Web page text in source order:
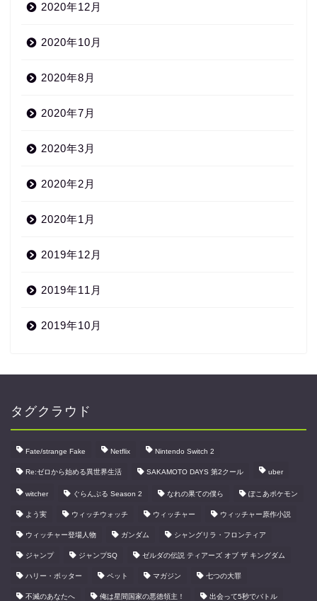
2020年12月
2020年10月
2020年8月
2020年7月
2020年3月
2020年2月
2020年1月
2019年12月
2019年11月
2019年10月
タグクラウド
Fate/strange Fake Netflix Nintendo Switch 2
Re:ゼロから始める異世界生活 SAKAMOTO DAYS 第2クール uber
witcher ぐらんぶる Season 2 なれの果ての僕ら ぽこあポケモン
よう実 ウィッチウォッチ ウィッチャー ウィッチャー原作小説
ウィッチャー登場人物 ガンダム シャングリラ・フロンティア
ジャンプ ジャンプSQ ゼルダの伝説 ティアーズ オブ ザ キングダム
ハリー・ポッター ペット マガジン 七つの大罪
不滅のあなたへ 俺は星間国家の悪徳領主！ 出会って5秒でバトル